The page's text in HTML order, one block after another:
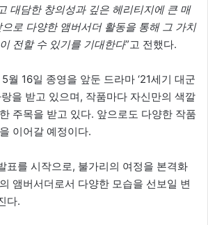
대담한 창의성과 깊은 헤리티지에 큰 매
로 다양한 앰버서더 활동을 통해 그 가치
전할 수 있기를 기대한다”고 전했다.
월 16일 종영을 앞둔 드라마 ‘21세기 대군
을 받고 있으며, 작품마다 자신만의 색깔
주목을 받고 있다. 앞으로도 다양한 작품
이어갈 예정이다.
표를 시작으로, 불가리의 여정을 본격화
앰버서더로서 다양한 모습을 선보일 변
다.